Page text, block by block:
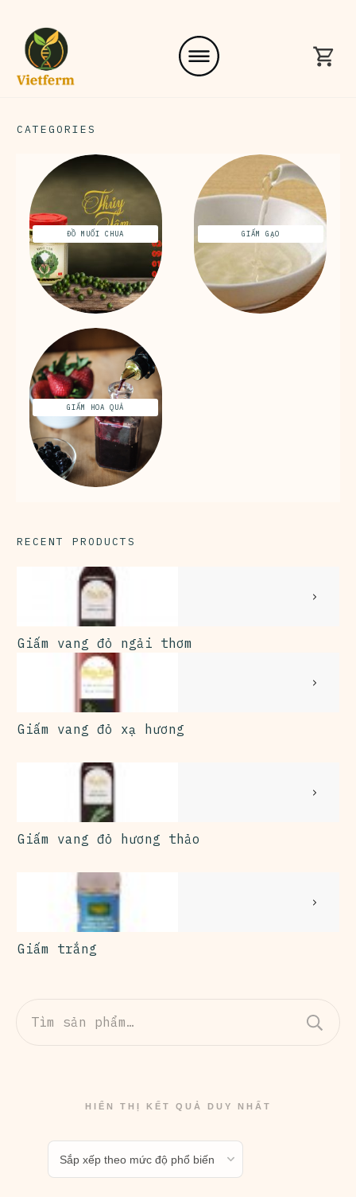
Tìm
HIỂN THỊ KẾT QUẢ DUY NHẤT
CATEGORIES
ĐỒ MUỐI CHUA GIẤM GẠO
GIẤM HOA QUẢ
RECENT PRODUCTS
Giấm vang đỏ ngải thơm
Giấm vang đỏ xạ hương
Giấm vang đỏ hương thảo
Giấm trắng